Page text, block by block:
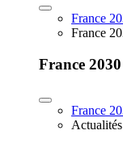
France
France
France 2030
France